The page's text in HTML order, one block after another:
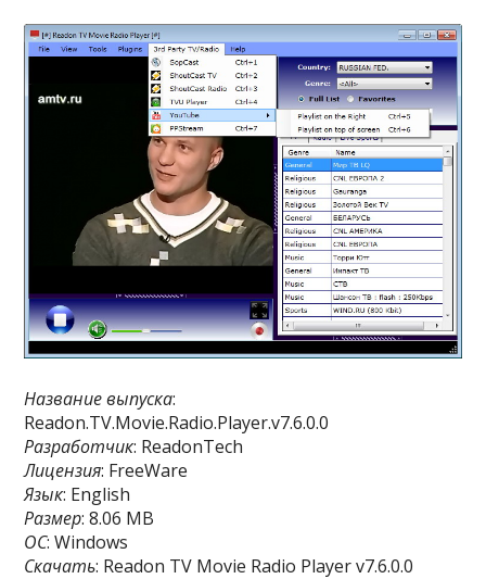
Название выпуска:
Readon.TV.Movie.Radio.Player.v7.6.0.0
Разработчик: ReadonTech
Лицензия: FreeWare
Язык: English
Размер: 8.06 MB
ОС: Windows
Скачать: Readon TV Movie Radio Player v7.6.0.0